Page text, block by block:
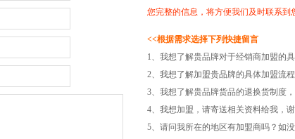
您完整的信息，将方便我们及时联系到
<<根据需求选择下列快捷留言
1、我想了解贵品牌对于经销商加盟的
2、我想了解加盟贵品牌的具体加盟流
3、我想了解贵品牌货品的退换货制度
4、我想加盟，请寄送相关资料给我，谢
5、请问我所在的地区有加盟商吗？如